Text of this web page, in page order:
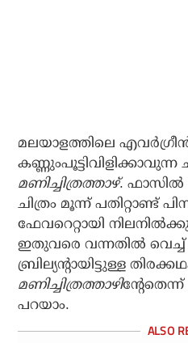
മലയാളത്തിലെ എവര്‍ഗ്രീന്‍
കണ്ണുംപൂട്ടിവിളിക്കാവുന്ന
മണിച്ചിത്രത്താഴ്. ഫാസില്‍
ചിത്രം മൂന്ന് പതിറ്റാണ്ട്
ഫേവറെറ്റായി
ഇതുവരെ വന്നതില്‍ വെച്ച്
ബ്രില്യന്റായിട്ടുള്ള
മണിച്ചിത്രത്താഴി
പറയാം.